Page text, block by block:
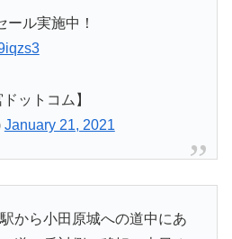
ール実施中！
ットコム】
January 21, 2021
から小田原城への道中にあ